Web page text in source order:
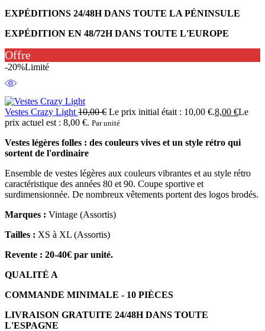
EXPÉDITIONS 24/48H DANS TOUTE LA PÉNINSULE
EXPÉDITION EN 48/72H DANS TOUTE L'EUROPE
Offre
-20%Limité
Vestes Crazy Light 10,00€ Le prix initial était : 10,00 €.8,00 €Le
prix actuel est : 8,00 €. Par unité
Vestes légères folles : des couleurs vives et un style rétro qui
sortent de l'ordinaire
Ensemble de vestes légères aux couleurs vibrantes et au style rétro
caractéristique des années 80 et 90. Coupe sportive et
surdimensionnée. De nombreux vêtements portent des logos brodés.
Marques : Vintage (Assortis)
Tailles : XS à XL (Assortis)
Revente : 20-40€ par unité.
QUALITÉ A
COMMANDE MINIMALE - 10 PIÈCES
LIVRAISON GRATUITE 24/48H DANS TOUTE
L'ESPAGNE